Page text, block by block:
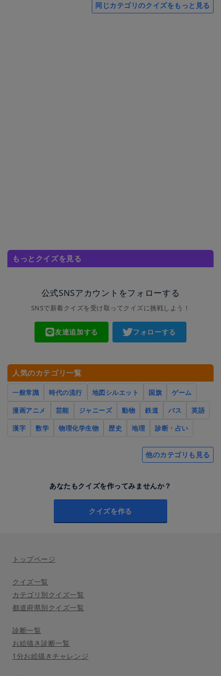
同じカテゴリのクイズをもっと見る
もっとクイズを見る
公式SNSアカウントをフォローする
SNSで新着クイズを受け取ってクイズに挑戦しよう！
友達追加する フォローする
人気のカテゴリ一覧
一般常識 時代の流行 地図シルエット 国旗
ゲーム
漫画アニメ
芸能 ジャニーズ 動物 鉄道 バス
英語
漢字
数学 物理化学生物 歴史 地理 診断・占い
他のカテゴリも見る
あなたもクイズを作ってみませんか？
クイズを作る
トップページ
クイズ一覧
カテゴリ別クイズ一覧
都道府県別クイズ一覧
診断一覧
お絵描き診断一覧
1分お絵描きチャレンジ